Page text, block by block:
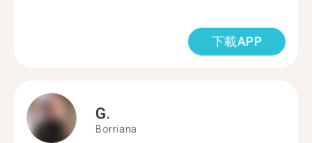
下載APP
G.
Borriana